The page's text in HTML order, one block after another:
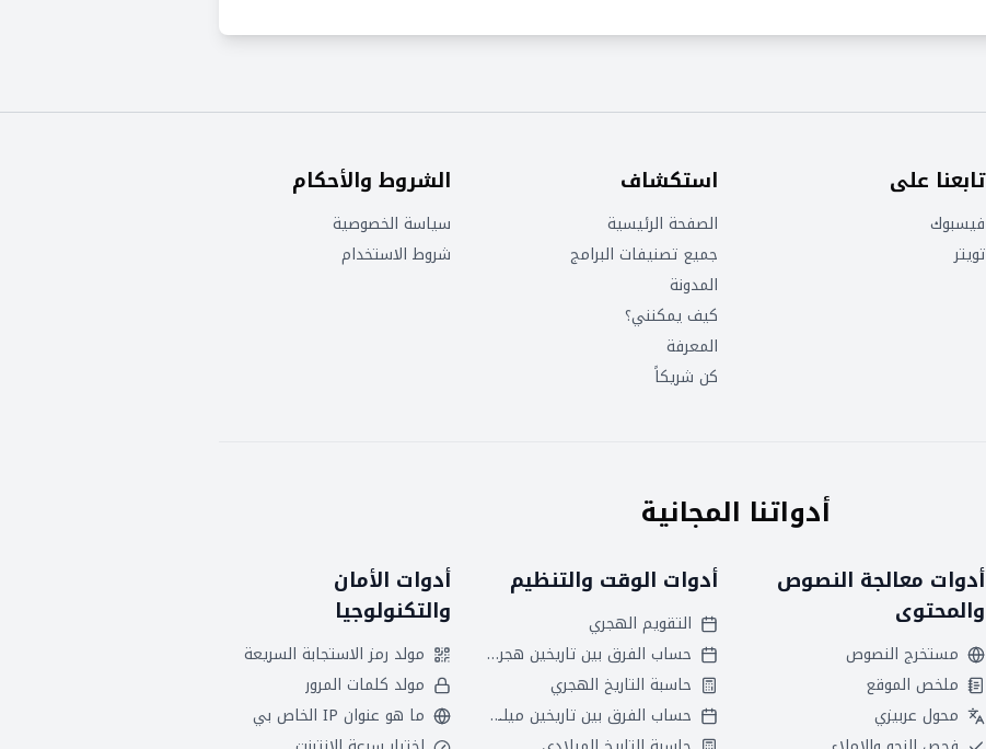
تابعنا على
فيسبوك
تويتر
استكشاف
الصفحة الرئيسية
جميع تصنيفات البرامج
المدونة
كيف يمكنني؟
المعرفة
كن شريكاً
الشروط والأحكام
سياسة الخصوصية
شروط الاستخدام
أدواتنا المجانية
أدوات معالجة النصوص
والمحتوى
مستخرج النصوص
ملخص الموقع
محول عربيزي
أدوات الوقت والتنظيم
التقويم الهجري
حساب الفرق بين تاريخين هجريين
حاسبة التاريخ الهجري
حساب الفرق بين تاريخين ميلاديين
أدوات الأمان
والتكنولوجيا
مولد رمز الاستجابة السريعة
مولد كلمات المرور
ما هو عنوان IP الخاص بي